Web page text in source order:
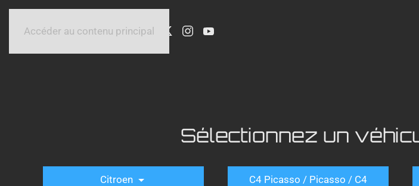
Accéder au contenu principal
Sélectionnez un
Citroen C4 Picasso / Picasso / C4